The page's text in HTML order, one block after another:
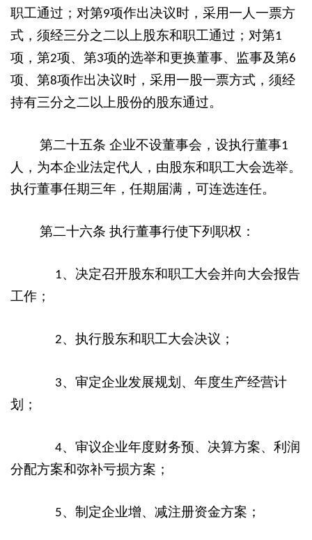
职工通过；对第9项作出决议时，采用一人一票方
式，须经三分之二以上股东和职工通过；对第1
项，第2项、第3项的选举和更换董事、监事及第6
项、第8项作出决议时，采用一股一票方式，须经
持有三分之二以上股份的股东通过。
第二十五条 企业不设董事会，设执行董事1
人，为本企业法定代人，由股东和职工大会选举。
执行董事任期三年，任期届满，可连选连任。
第二十六条 执行董事行使下列职权：
1、决定召开股东和职工大会并向大会报告
工作；
2、执行股东和职工大会决议；
3、审定企业发展规划、年度生产经营计
划；
4、审议企业年度财务预、决算方案、利润
分配方案和弥补亏损方案；
5、制定企业增、减注册资金方案；